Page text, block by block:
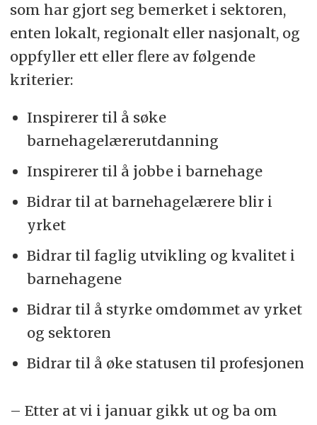
som har gjort seg bemerket i sektoren,
enten lokalt, regionalt eller nasjonalt, og
oppfyller ett eller flere av følgende
kriterier:
Inspirerer til å søke
barnehagelærerutdanning
Inspirerer til å jobbe i barnehage
Bidrar til at barnehagelærere blir i
yrket
Bidrar til faglig utvikling og kvalitet i
barnehagene
Bidrar til å styrke omdømmet av yrket
og sektoren
Bidrar til å øke statusen til profesjonen
– Etter at vi i januar gikk ut og ba om